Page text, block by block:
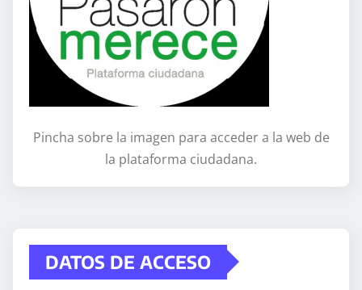
Pincha sobre la imagen para acceder a la web de
la plataforma ciudadana.
DATOS DE ACCESO